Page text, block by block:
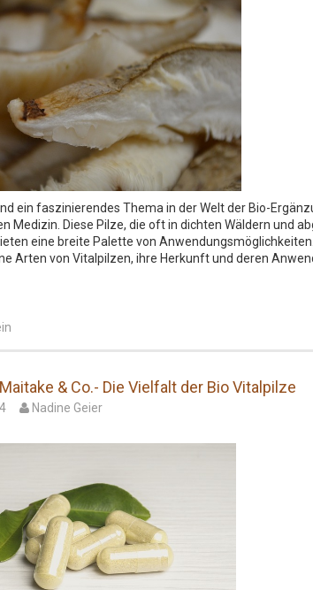
ein faszinierendes Thema in der Welt der Bio-
Medizin. Diese Pilze, die oft in dichten Wäldern und
eine breite Palette von
Arten von Vitalpilzen, ihre Herkunft und deren
& Co.- Die Vielfalt der Bio Vitalpilze
Nadine Geier